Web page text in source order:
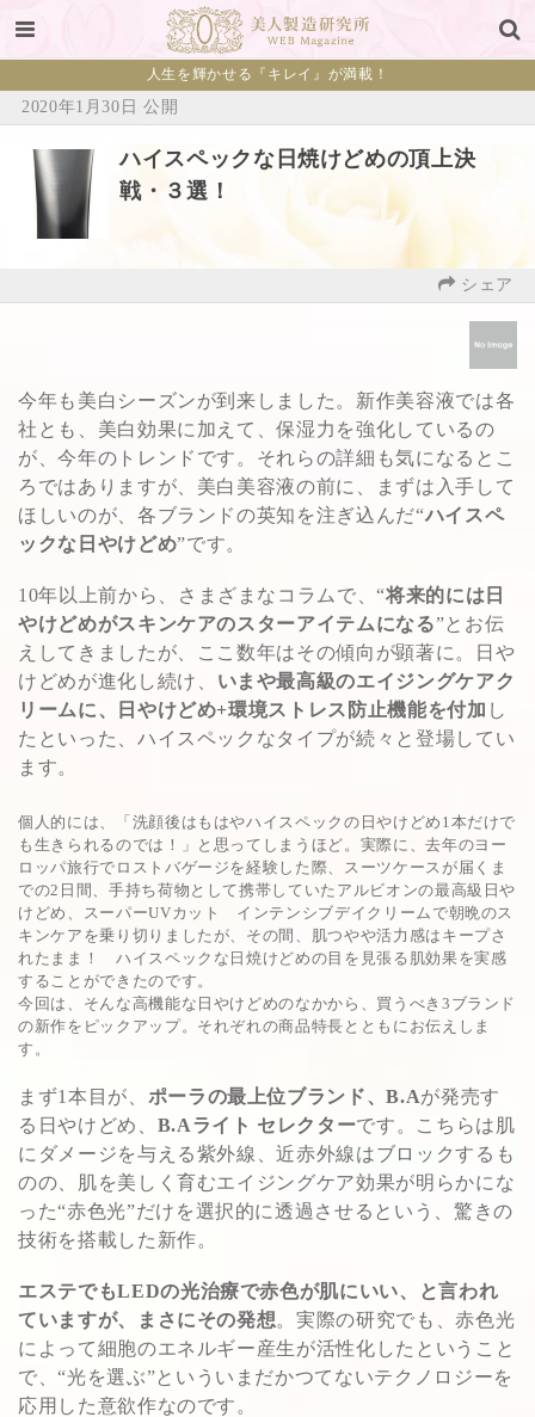
人生を輝かせる『キレイ』が満載！
2020年1月30日 公開
ハイスペックな日焼けどめの頂上決
戦・３選！
シェア
今年も美白シーズンが到来しました。新作美容液では各
社とも、美白効果に加えて、保湿力を強化しているの
が、今年のトレンドです。それらの詳細も気になるとこ
ろではありますが、美白美容液の前に、まずは入手して
ほしいのが、各ブランドの英知を注ぎ込んだ“ハイスペ
ックな日やけどめ”です。
10年以上前から、さまざまなコラムで、“将来的には日
やけどめがスキンケアのスターアイテムになる”とお伝
えしてきましたが、ここ数年はその傾向が顕著に。日や
けどめが進化し続け、 いまや最高級のエイジングケアク
リームに、日やけどめ+環境ストレス防止機能を付加 し
たといった、ハイスペックなタイプが続々と登場してい
ます。
個人的には、「洗顔後はもはやハイスペックの日やけどめ1本だけで
も生きられるのでは！」と思ってしまうほど。実際に、去年のヨー
ロッパ旅行でロストバゲージを経験した際、スーツケースが届くま
での2日間、手持ち荷物として携帯していたアルビオンの最高級日や
けどめ、スーパーUVカット インテンシブデイクリームで朝晩のス
キンケアを乗り切りましたが、その間、肌つやや活力感はキープさ
れたまま！ ハイスペックな日焼けどめの目を見張る肌効果を実感
することができたのです。
今回は、そんな高機能な日やけどめのなかから、買うべき3ブランド
の新作をピックアップ。それぞれの商品特長とともにお伝えしま
す。
まず1本目が、 ポーラの最上位ブランド、B.Aが発売す
る日やけどめ、 B.Aライト セレクターです。こちらは肌
にダメージを与える紫外線、近赤外線はブロックするも
のの、肌を美しく育むエイジングケア効果が明らかにな
った“赤色光”だけを選択的に透過させるという、驚きの
技術を搭載した新作。
エステでもLEDの光治療で赤色が肌にいい、と言われ
ていますが、まさにその発想。実際の研究でも、赤色光
によって細胞のエネルギー産生が活性化したということ
で、“光を選ぶ”といういまだかつてないテクノロジーを
応用した意欲作なのです。